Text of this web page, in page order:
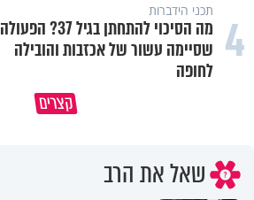
4 תכני הידברות
מה הסיכוי להתחתן בגיל 37? הפעולה
שסיימה עשור של אכזבות והובילה
לחופה
קצרים
לא מתיאשים מאף יהודי - הרב
שאל את הרב